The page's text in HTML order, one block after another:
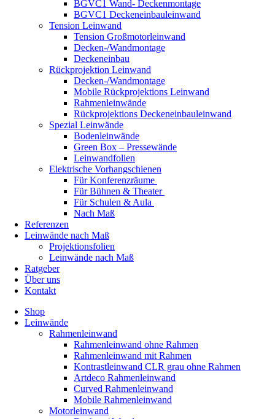
BGVC1 Wand- Deckenmontage
BGVC1 Deckeneinbauleinwand
Tension Leinwand
Tension Großmotorleinwand
Decken-/Wandmontage
Deckeneinbau
Rückprojektion Leinwand
Decken-/Wandmontage
Mobile Rückprojektions Leinwand
Rahmenleinwände
Rückprojektions Deckeneinbauleinwand
Spezial Leinwände
Bodenleinwände
Green Box – Pressewände
Leinwandfolien
Elektrische Vorhangschienen
Für Konferenzräume
Für Bühnen & Theater
Für Schulen & Aula
Nach Maß
Referenzen
Leinwände nach Maß
Projektionsfolien
Leinwände nach Maß
Ratgeber
Über uns
Kontakt
Shop
Leinwände
Rahmenleinwand
Rahmenleinwand ohne Rahmen
Rahmenleinwand mit Rahmen
Kontrastleinwand CLR grau ohne Rahmen
Artdeco Rahmenleinwand
Curved Rahmenleinwand
Mobile Rahmenleinwand
Motorleinwand